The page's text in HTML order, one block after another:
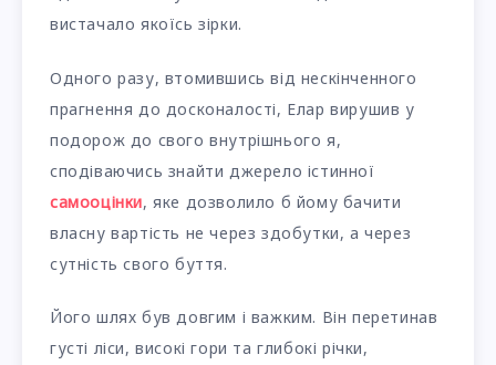
вистачало якоїсь зірки.
Одного разу, втомившись від нескінченного
прагнення до досконалості, Елар вирушив у
подорож до свого внутрішнього я,
сподіваючись знайти джерело істинної
самооцінки, яке дозволило б йому бачити
власну вартість не через здобутки, а через
сутність свого буття.
Його шлях був довгим і важким. Він перетинав
густі ліси, високі гори та глибокі річки,